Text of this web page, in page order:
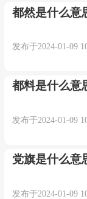
因此, 预期
论研究.
来自互联网
4.
corruption
compasses
因而, 农业
都然是什么意
发布于2024-01-09
都料是什么意
发布于2024-01-09
党旗是什么意
发布于2024-01-09